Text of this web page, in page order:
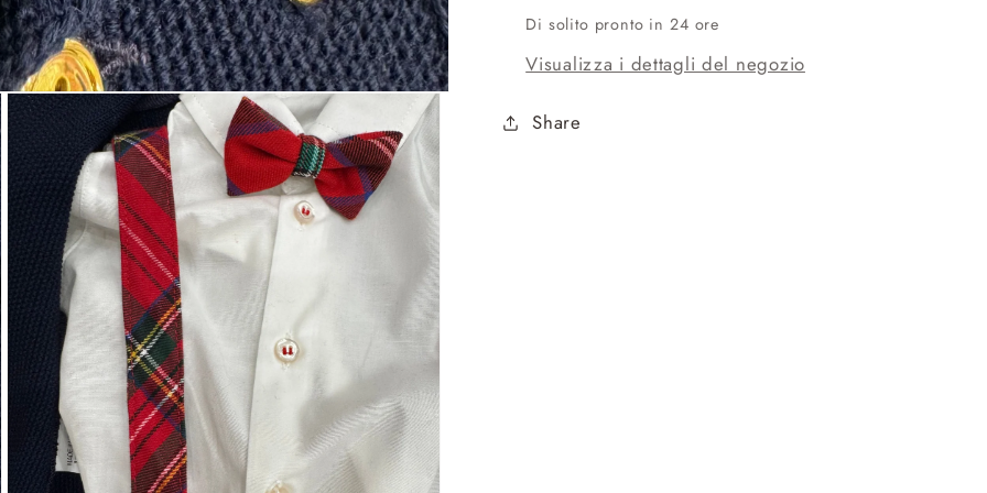
Di solito pronto in 24 ore
Visualizza i dettagli del negozio
Share